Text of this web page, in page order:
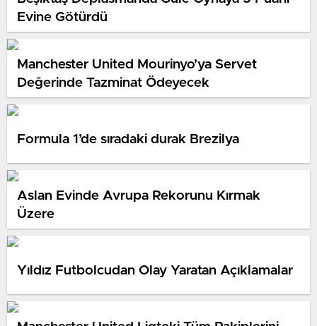
Evine Götürdü
Manchester United Mourinyo’ya Servet
Değerinde Tazminat Ödeyecek
Formula 1’de sıradaki durak Brezilya
Aslan Evinde Avrupa Rekorunu Kırmak
Üzere
Yıldız Futbolcudan Olay Yaratan Açıklamalar